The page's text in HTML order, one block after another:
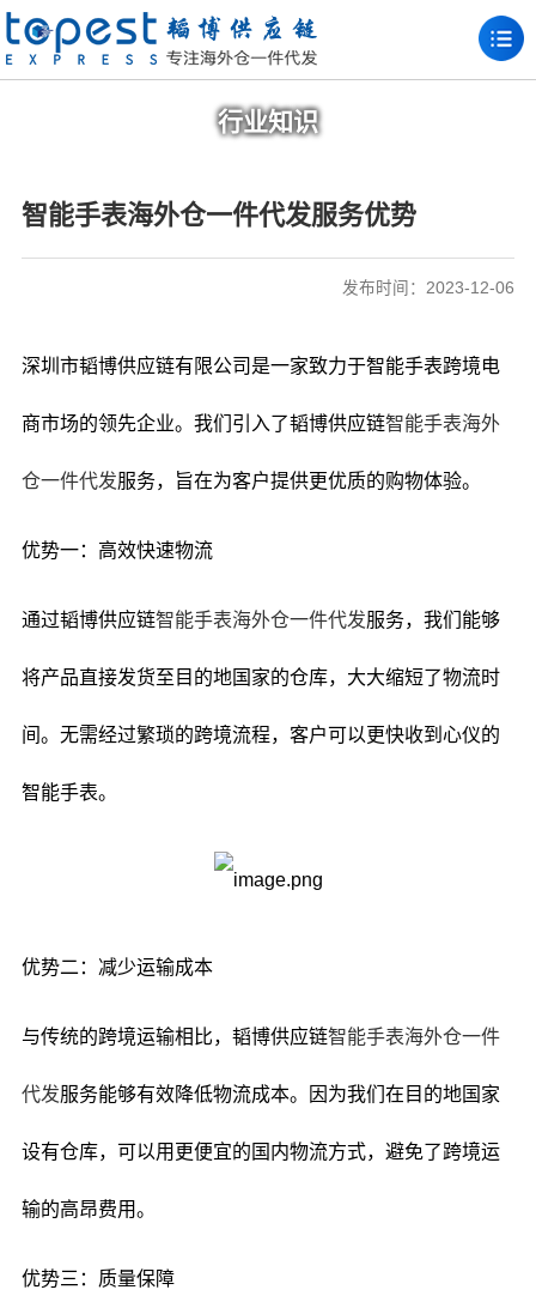
行业知识
智能手表海外仓一件代发服务优势
发布时间：2023-12-06
深圳市韬博供应链有限公司是一家致力于智能手表跨境电
商市场的领先企业。我们引入了韬博供应链智能手表海外
仓一件代发服务，旨在为客户提供更优质的购物体验。
优势一：高效快速物流
通过韬博供应链智能手表海外仓一件代发服务，我们能够
将产品直接发货至目的地国家的仓库，大大缩短了物流时
间。无需经过繁琐的跨境流程，客户可以更快收到心仪的
智能手表。
优势二：减少运输成本
与传统的跨境运输相比，韬博供应链智能手表海外仓一件
代发服务能够有效降低物流成本。因为我们在目的地国家
设有仓库，可以用更便宜的国内物流方式，避免了跨境运
输的高昂费用。
优势三：质量保障